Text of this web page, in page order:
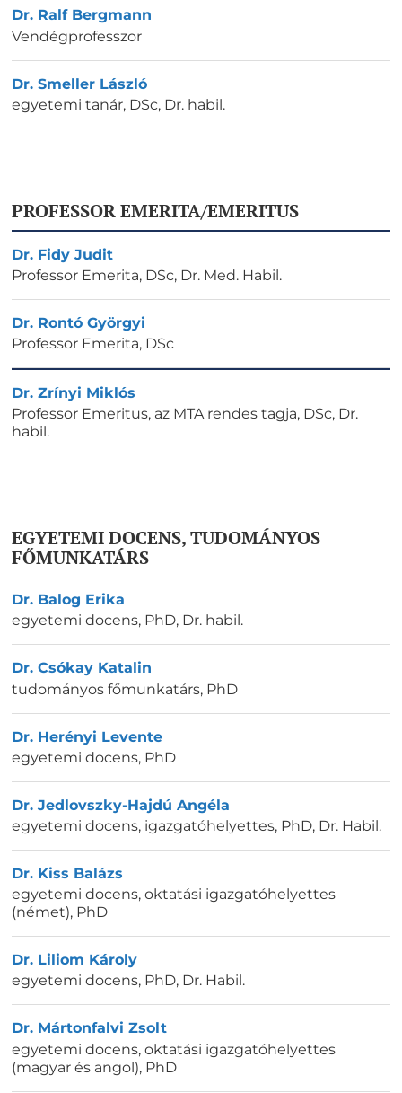
Dr. Ralf Bergmann
Vendégprofesszor
Dr. Smeller László
egyetemi tanár, DSc, Dr. habil.
PROFESSOR EMERITA/EMERITUS
Dr. Fidy Judit
Professor Emerita, DSc, Dr. Med. Habil.
Dr. Rontó Györgyi
Professor Emerita, DSc
Dr. Zrínyi Miklós
Professor Emeritus, az MTA rendes tagja, DSc, Dr.
habil.
EGYETEMI DOCENS, TUDOMÁNYOS
FŐMUNKATÁRS
Dr. Balog Erika
egyetemi docens, PhD, Dr. habil.
Dr. Csókay Katalin
tudományos főmunkatárs, PhD
Dr. Herényi Levente
egyetemi docens, PhD
Dr. Jedlovszky-Hajdú Angéla
egyetemi docens, igazgatóhelyettes, PhD, Dr. Habil.
Dr. Kiss Balázs
egyetemi docens, oktatási igazgatóhelyettes
(német), PhD
Dr. Liliom Károly
egyetemi docens, PhD, Dr. Habil.
Dr. Mártonfalvi Zsolt
egyetemi docens, oktatási igazgatóhelyettes
(magyar és angol), PhD